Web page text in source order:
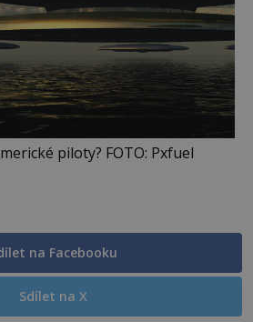
piloty? FOTO: Pxfuel
na Facebooku
Sdílet na X